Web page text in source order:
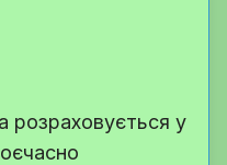
розраховується у